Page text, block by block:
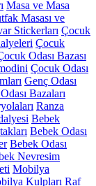
Masa ve Masa
Masası ve
Stickerları Çocuk
Çocuk
Odası Bazası
Çocuk Odası
Genç Odası
Bazaları
Ranza
Bebek
Bebek Odası
Bebek Odası
Nevresim
Mobilya
Kulpları Raf